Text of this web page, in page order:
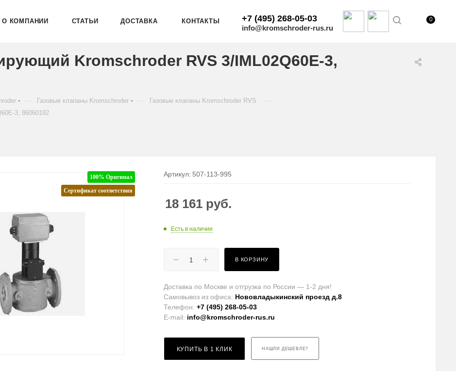
О КОМПАНИИ СТАТЬИ ДОСТАВКА КОНТАКТЫ +7 (495) 268-05-03
info@kromschroder-rus.ru
0
Kromschroder RVS 3/IML02Q60E-3,
Газовые клапаны Kromschroder Газовые клапаны Kromschroder RVS
3, 86060192
100% Оригинал
Сертификат соответствия
Артикул: 507-113-995
18 161 руб.
Есть в наличии
В КОРЗИНУ
Доставка по Москве и отгрузка по России — 1-2 дня!
Самовывоз из офиса: Нововладыкинский проезд д.8
Телефон:+7 (495) 268-05-03
E-mail: info@kromschroder-rus.ru
КУПИТЬ В 1 КЛИК НАШЛИ ДЕШЕВЛЕ?